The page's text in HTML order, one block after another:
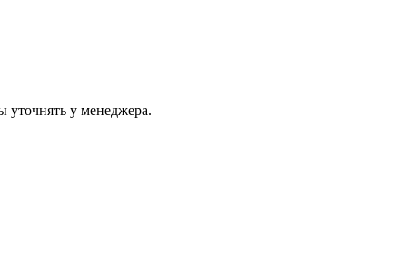
уточнять у менеджера.